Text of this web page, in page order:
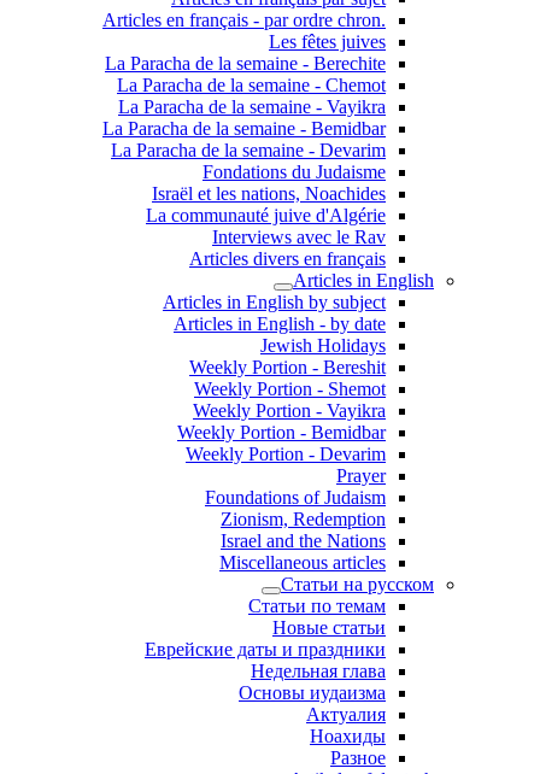
.Articles en français - par ordre chron
Les fêtes juives
La Paracha de la semaine - Berechite
La Paracha de la semaine - Chemot
La Paracha de la semaine - Vayikra
La Paracha de la semaine - Bemidbar
La Paracha de la semaine - Devarim
Fondations du Judaisme
Israël et les nations, Noachides
La communauté juive d'Algérie
Interviews avec le Rav
Articles divers en français
Articles in English
Articles in English by subject
Articles in English - by date
Jewish Holidays
Weekly Portion - Bereshit
Weekly Portion - Shemot
Weekly Portion - Vayikra
Weekly Portion - Bemidbar
Weekly Portion - Devarim
Prayer
Foundations of Judaism
Zionism, Redemption
Israel and the Nations
Miscellaneous articles
Статьи на русском
Статьи по темам
Новые статьи
Еврейские даты и праздники
Недельная глава
Основы иудаизма
Актуалия
Ноахиды
Разное